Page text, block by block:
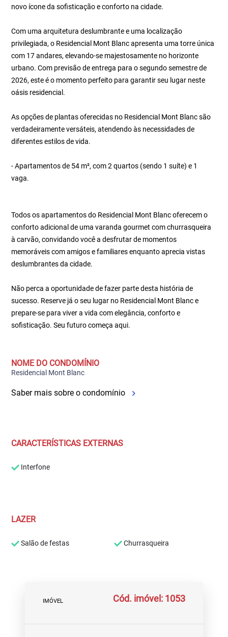
novo ícone da sofisticação e conforto na cidade.
Com uma arquitetura deslumbrante e uma localização
privilegiada, o Residencial Mont Blanc apresenta uma torre única
com 17 andares, elevando-se majestosamente no horizonte
urbano. Com previsão de entrega para o segundo semestre de
2026, este é o momento perfeito para garantir seu lugar neste
oásis residencial.
As opções de plantas oferecidas no Residencial Mont Blanc são
verdadeiramente versáteis, atendendo às necessidades de
diferentes estilos de vida.
- Apartamentos de 54 m², com 2 quartos (sendo 1 suíte) e 1
vaga.
Todos os apartamentos do Residencial Mont Blanc oferecem o
conforto adicional de uma varanda gourmet com churrasqueira
à carvão, convidando você a desfrutar de momentos
memoráveis com amigos e familiares enquanto aprecia vistas
deslumbrantes da cidade.
Não perca a oportunidade de fazer parte desta história de
sucesso. Reserve já o seu lugar no Residencial Mont Blanc e
prepare-se para viver a vida com elegância, conforto e
sofisticação. Seu futuro começa aqui.
NOME DO CONDOMÍNIO
Residencial Mont Blanc
Saber mais sobre o condomínio
CARACTERÍSTICAS EXTERNAS
Interfone
LAZER
Salão de festas Churrasqueira
IMÓVEL Cód. imóvel: 1053